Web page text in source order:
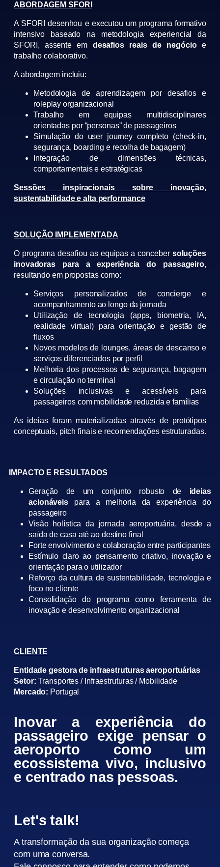
ABORDAGEM SFORI
A SFORI desenhou e executou um programa formativo
intensivo baseado na metodologia experiencial da
SFORI, assente em desafios reais de negócioe
trabalho colaborativo.
A abordagem incluiu:
Metodologia de aprendizagem por desafios e
roleplay organizacional
Trabalho em equipas multidisciplinares
orientadas por “personas” de passageiros
Simulação do user journey completo (check-in,
segurança, boarding e recolha de bagagem)
Integração de dimensões técnicas,
comportamentais e estratégicas
Sessões inspiracionais sobre inovação,
sustentabilidade e alta performance
SOLUÇÃO IMPLEMENTADA
O programa desafiou as equipas a conceber soluções
inovadoras para a experiência do passageiro,
resultando em propostas como:
Serviços personalizados de concierge e
acompanhamento ao longo da jornada
Utilização de tecnologia (apps, biometria, IA,
realidade virtual) para orientação e gestão de
fluxos
Novos modelos de lounges, áreas de descanso e
serviços diferenciados por perfil
Melhoria dos processos de segurança, bagagem
e circulação no terminal
Soluções inclusivas e acessíveis para
passageiros com mobilidade reduzida e famílias
As ideias foram materializadas através de protótipos
conceptuais, pitch finais e recomendações estruturadas.
IMPACTO E RESULTADOS
Geração de um conjunto robusto de ideias
acionáveis para a melhoria da experiência do
passageiro
Visão holística da jornada aeroportuária, desde a
saída de casa até ao destino final
Forte envolvimento e colaboração entre participantes
Estímulo claro ao pensamento criativo, inovação e
orientação para o utilizador
Reforço da cultura de sustentabilidade, tecnologia e
foco no cliente
Consolidação do programa como ferramenta de
inovação e desenvolvimento organizacional
CLIENTE
Entidade gestora de infraestruturas aeroportuárias
Setor: Transportes / Infraestruturas / Mobilidade
Mercado: Portugal
Inovar a experiência do
passageiro exige pensar o
aeroporto como um
ecossistema vivo, inclusivo
e centrado nas pessoas.
Let's talk!
A transformação da sua organização começa
com uma conversa.